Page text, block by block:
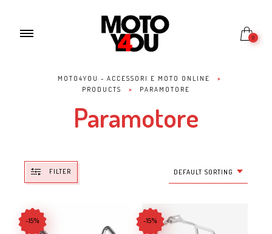
0
MOTO4YOU - ACCESSORI E MOTO ONLINE
>
PRODUCTS
> PARAMOTORE
Paramotore
FILTER DEFAULT SORTING
-15% -15%